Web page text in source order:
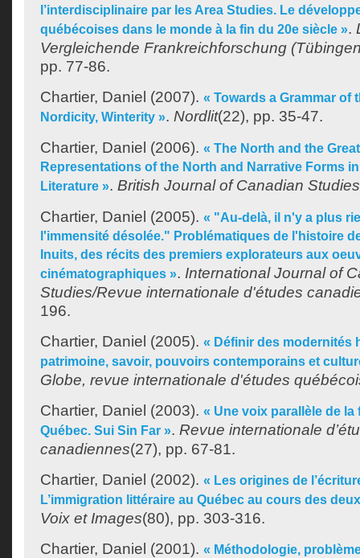
l’interdisciplinaire par les Area Studies. Le
québécoises dans le monde à la fin du 20e siècle ».
Vergleichende Frankreichforschung
pp. 77-86.
Chartier, Daniel (2007). « Towards a Grammar of
Nordicity, Winterity ». Nordlit(22), pp. 35-47.
Chartier, Daniel (2006). « The North and the
Representations of the North and Narrative Forms
Literature ». British Journal of Canadian Studies
Chartier, Daniel (2005). « "Au-delà, il n'y a plus
l'immensité désolée." Problématiques de l'histoire
Inuits, des récits des premiers explorateurs aux
cinématographiques ». International Journal of
Studies/Revue internationale d'études
196.
Chartier, Daniel (2005). « Définir des modernités
patrimoine, savoir, pouvoirs contemporains et
Globe, revue internationale d'études
Chartier, Daniel (2003). « Une voix parallèle de la
Québec. Sui Sin Far ». Revue internationale
canadiennes(27), pp. 67-81.
Chartier, Daniel (2002). « Les origines de
L’immigration littéraire au Québec au cours des
Voix et Images(80), pp. 303-316.
Chartier, Daniel (2001). « Méthodologie,